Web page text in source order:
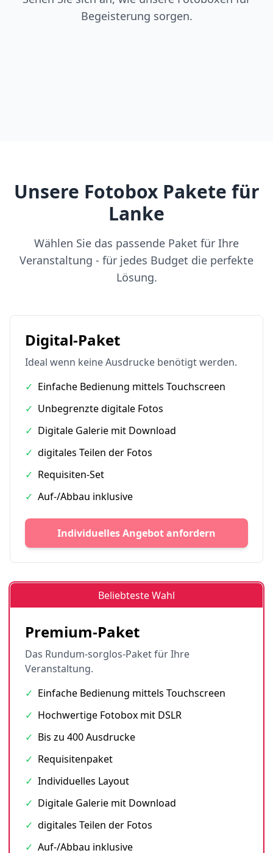
Begeisterung sorgen.
Unsere Fotobox Pakete für
Lanke
Wählen Sie das passende Paket für Ihre
Veranstaltung - für jedes Budget die perfekte
Lösung.
Digital-Paket
Ideal wenn keine Ausdrucke benötigt werden.
✓ Einfache Bedienung mittels Touchscreen
✓ Unbegrenzte digitale Fotos
✓ Digitale Galerie mit Download
✓ digitales Teilen der Fotos
✓ Requisiten-Set
✓ Auf-/Abbau inklusive
Individuelles Angebot anfordern
Beliebteste Wahl
Premium-Paket
Das Rundum-sorglos-Paket für Ihre
Veranstaltung.
✓ Einfache Bedienung mittels Touchscreen
✓ Hochwertige Fotobox mit DSLR
✓ Bis zu 400 Ausdrucke
✓ Requisitenpaket
✓ Individuelles Layout
✓ Digitale Galerie mit Download
✓ digitales Teilen der Fotos
✓ Auf-/Abbau inklusive